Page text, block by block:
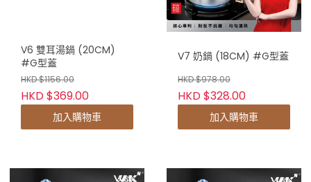
V6 雙耳湯鍋 (20CM)
#G型蓋
HKD $1156.00
HKD $369.00
加入購物車
V7 奶鍋 (18CM) #G型蓋
HKD $978.00
HKD $328.00
加入購物車